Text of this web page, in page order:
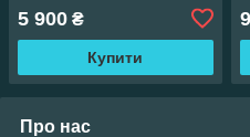
5 900 ₴
Купити
Про нас